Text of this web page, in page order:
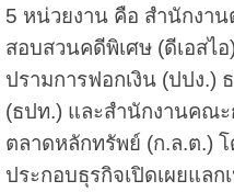
5 หน่วยงาน คือ สำนักงา
สอบสวนคดีพิเศษ (ดีเอสไ
ปรามการฟอกเงิน (ปปง.)
(ธปท.) และสำนักงานคณ
ตลาดหลักทรัพย์ (ก.ล.ต.)
ประกอบธุรกิจเปิดเผยแล